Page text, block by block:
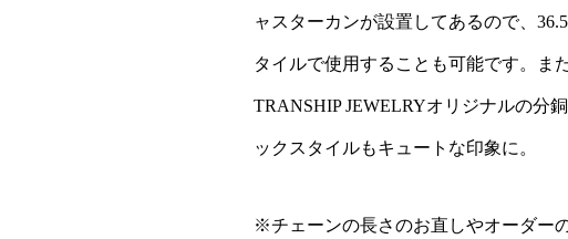
ャスターカンが設置してあるので、
タイルで使用することも可能です。ま
TRANSHIP JEWELRYオリジナルの分
ックスタイルもキュートな印象に。
※チェーンの長さのお直しやオーダー